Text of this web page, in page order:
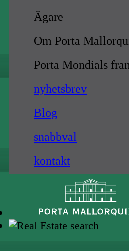
Ägare
Om Porta
Porta Mondials
nyhetsbrev
Blog
snabbval
kontakt